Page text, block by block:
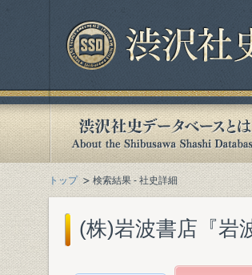
トップ 検索結果 - 社史詳細
(株)岩波書店『岩